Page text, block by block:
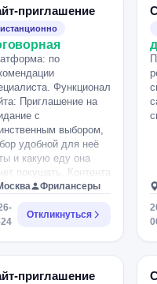
приглашение
по
Функционал
Приглашение на
с
выбором,
удобной для неё
и какую еду она
покушать. Контента
Фрилансеры
Откликнуться
приглашение